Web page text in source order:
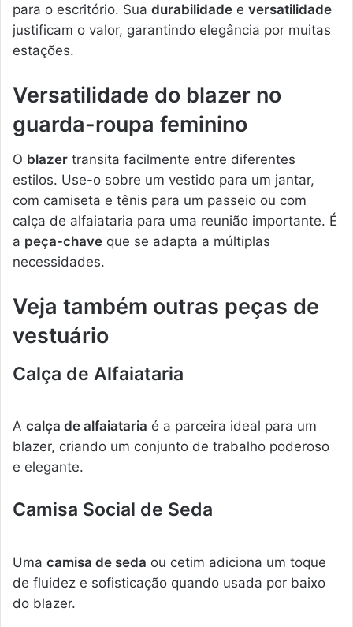
para o escritório. Sua durabilidade e versatilidade
justificam o valor, garantindo elegância por muitas
estações.
Versatilidade do blazer no
guarda-roupa feminino
O blazer transita facilmente entre diferentes
estilos. Use-o sobre um vestido para um jantar,
com camiseta e tênis para um passeio ou com
calça de alfaiataria para uma reunião importante. É
a peça-chave que se adapta a múltiplas
necessidades.
Veja também outras peças de
vestuário
Calça de Alfaiataria
A calça de alfaiataria é a parceira ideal para um
blazer, criando um conjunto de trabalho poderoso
e elegante.
Camisa Social de Seda
Uma camisa de seda ou cetim adiciona um toque
de fluidez e sofisticação quando usada por baixo
do blazer.